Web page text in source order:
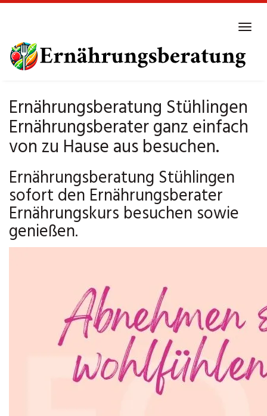
main
content
Ernährungsberatung Stühlingen
Ernährungsberater ganz einfach
von zu Hause aus besuchen.
Ernährungsberatung Stühlingen
sofort den Ernährungsberater
Ernährungskurs besuchen sowie
genießen.